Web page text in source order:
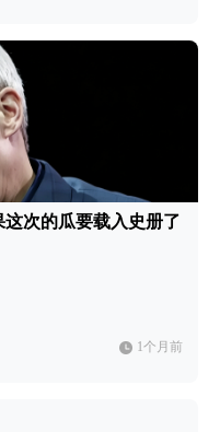
次的瓜要载入史册了
1个月前